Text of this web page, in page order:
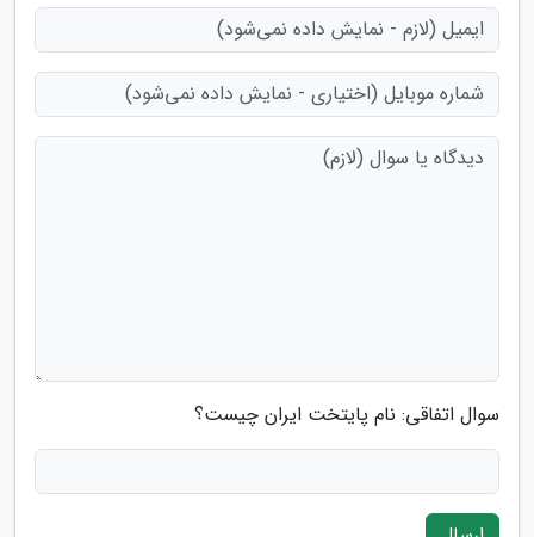
سوال اتفاقی: نام پایتخت ایران چیست؟